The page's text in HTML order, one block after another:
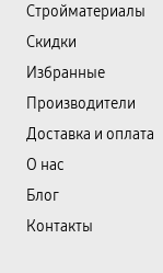
Cтройматериалы
Скидки
Избранные
Производители
Доставка и оплата
О нас
Блог
Контакты